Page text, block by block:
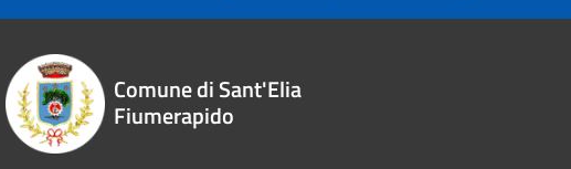
Comune di Sant'Elia
Fiumerapido